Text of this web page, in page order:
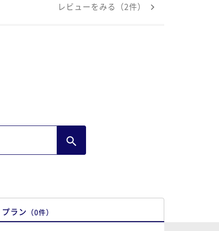
レビューをみる（2件）
プラン （0件）